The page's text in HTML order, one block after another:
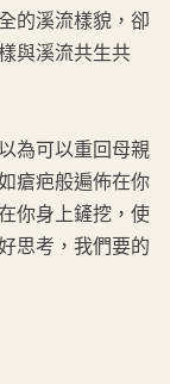
的溪流樣貌，卻
與溪流共生共
為可以重回母親
瘡疤般遍佈在你
你身上鏟挖，使
思考，我們要的